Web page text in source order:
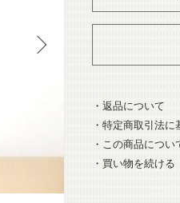
・返品について
・特定商取引法
・この商品につ
・買い物を続ける